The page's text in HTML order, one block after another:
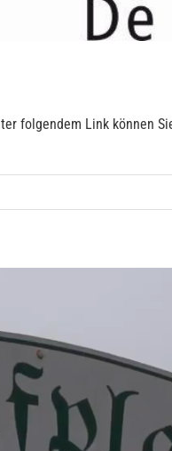
folgendem Link können